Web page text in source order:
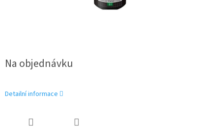
Na objednávku
Detailní informace